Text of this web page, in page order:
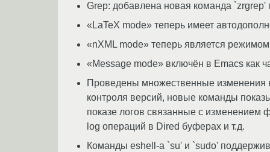
Grep: добавлена новая команда
«LaTeX mode» теперь имеет
«nXML mode» теперь является
«Message mode» включён в Emacs как
Проведены множественные изменения
контроля версий, новые команды
показе логов связанные с
log операций в Dired буферах и т.д.
Команды eshell-а `su' и `sudo'